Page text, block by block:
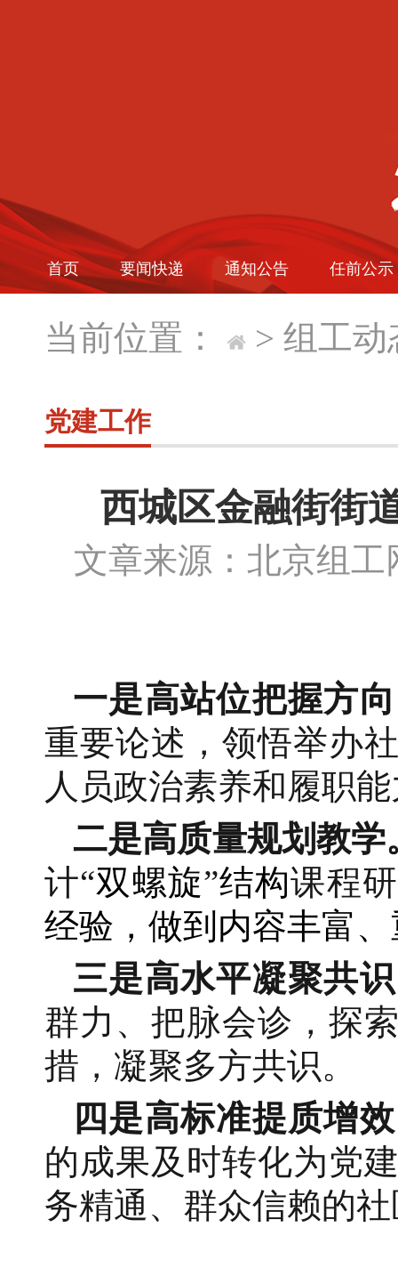
首页 要闻快递 通知公告 任前公示
当前位置： > 组工动
党建工作
西城区金融街街
文章来源：北京
一是高站位把握方
重要论述，领悟举办
人员政治素养和履职
二是高质量规划教学
计“双螺旋”结构课程
经验，做到内容丰富
三是高水平凝聚共
群力、把脉会诊，探
措，凝聚多方共识。
四是高标准提质增
的成果及时转化为党
务精通、群众信赖的